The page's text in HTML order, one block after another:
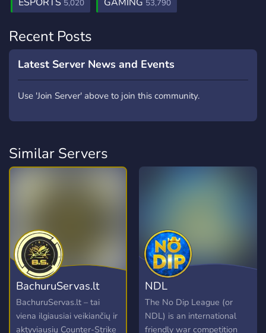
5,020 53,790
Recent Posts
Latest Server News and Events
Use 'Join Server' above to join this community.
Similar Servers
BachuruServas.lt
BachuruServas.lt – tai
viena ilgiausiai veikiančių ir
aktyviausių Counter-Strike
NDL
The No Dip League (or
NDL) is an international
friendly war competition